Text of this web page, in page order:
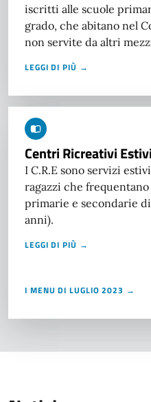
iscritti alle scuole
grado, che abitano nel
non servite da altri
LEGGI DI PIÙ →
Centri Ricreativi
I C.R.E sono servizi
ragazzi che
primarie e secondarie
anni).
LEGGI DI PIÙ →
I MENU DI LUGLIO 2023 →